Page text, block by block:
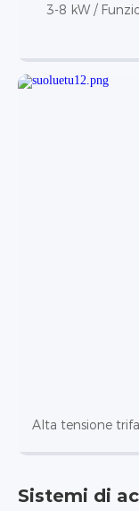
3-8 kW /
Alta tensione
Sistemi di